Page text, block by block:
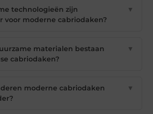
technologieën zijn
voor moderne cabriodaken?
▼
materialen bestaan
cabriodaken?
▼
moderne cabriodaken
▼